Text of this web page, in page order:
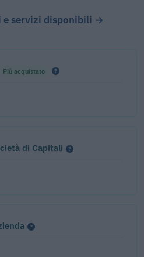
e servizi disponibili →
Più acquistato
di Capitali